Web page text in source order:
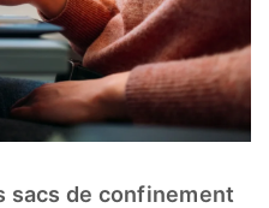
de confinement